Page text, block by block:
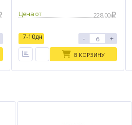
Цена от 228.00
7-10дн - +
В КОРЗИНУ